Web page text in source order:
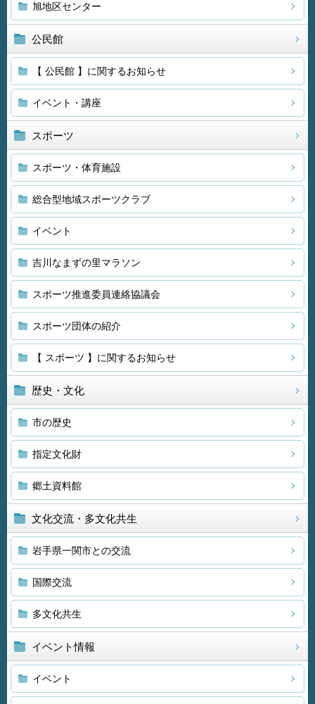
旭地区センター
公民館
【 公民館 】に関するお知らせ
イベント・講座
スポーツ
スポーツ・体育施設
総合型地域スポーツクラブ
イベント
吉川なまずの里マラソン
スポーツ推進委員連絡協議会
スポーツ団体の紹介
【 スポーツ 】に関するお知らせ
歴史・文化
市の歴史
指定文化財
郷土資料館
文化交流・多文化共生
岩手県一関市との交流
国際交流
多文化共生
イベント情報
イベント